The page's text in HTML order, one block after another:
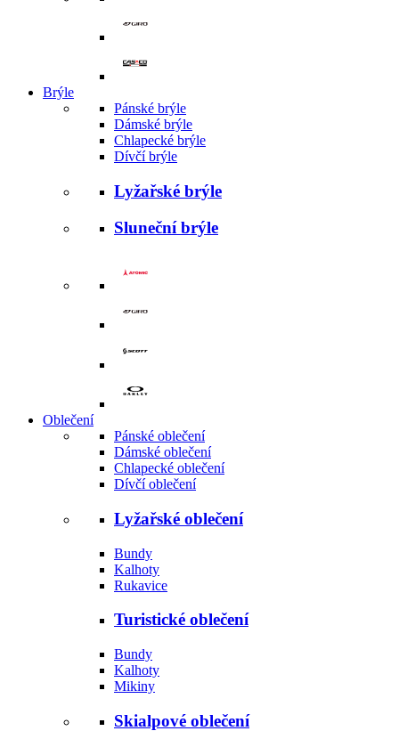
Brýle
Pánské brýle
Dámské brýle
Chlapecké brýle
Dívčí brýle
Lyžařské brýle
Sluneční brýle
Oblečení
Pánské oblečení
Dámské oblečení
Chlapecké oblečení
Dívčí oblečení
Lyžařské oblečení
Bundy
Kalhoty
Rukavice
Turistické oblečení
Bundy
Kalhoty
Mikiny
Skialpové oblečení